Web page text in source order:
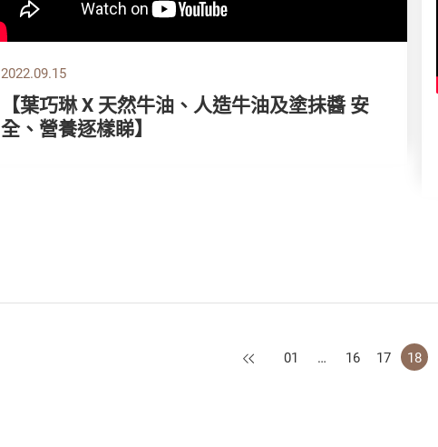
2022.09.15
【葉巧琳 X 天然牛油、人造牛油及塗抺醬 安
全、營養逐樣睇】
上一頁
01 … 16 17 18